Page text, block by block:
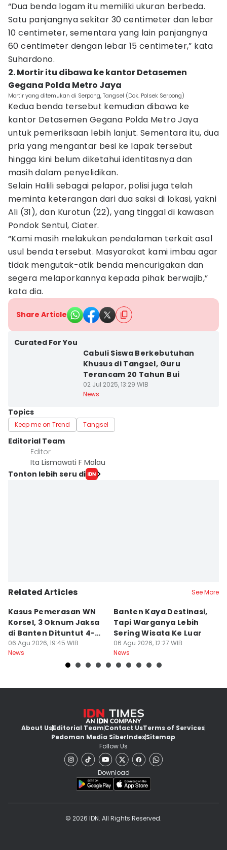
“Dua benda logam itu memiliki ukuran berbeda.
Satu panjangnya sekitar 30 centimeter dan lebar
10 centimeter, sementara yang lain panjangnya
60 centimeter dengan lebar 15 centimeter,” kata
Suhardono.
2. Mortir itu dibawa ke kantor Detasemen
Gegana Polda Metro Jaya
Mortir yang ditemukan di Serpong, Tangsel (Dok. Polsek Serpong)
Kedua benda tersebut kemudian dibawa ke
kantor Detasemen Gegana Polda Metro Jaya
untuk pemeriksaan lebih lanjut. Sementara itu, dua
pria yang mengantar besi ke lapak tersebut
hingga kini belum diketahui identitasnya dan
masih dalam penyelidikan.
Selain Halili sebagai pelapor, polisi juga telah
meminta keterangan dari dua saksi di lokasi, yakni
Ali (31), dan Kurotun (22), yang tinggal di kawasan
Pondok Sentul, Ciater.
“Kami masih melakukan pendalaman terkait asal
usul benda tersebut. Masyarakat kami imbau agar
tidak mengutak-atik benda mencurigakan dan
segera melaporkannya kepada pihak berwajib,”
kata dia.
Share Article
Curated For You
Cabuli Siswa Berkebutuhan
Khusus di Tangsel, Guru
Terancam 20 Tahun Bui
02 Jul 2025, 13:29 WIB
News
Topics
Keep me on Trend Tangsel
Editorial Team
Editor
Ita Lismawati F Malau
Tonton lebih seru di
Related Articles See More
Kasus Pemerasan WN
Korsel, 3 Oknum Jaksa
di Banten Dituntut 4-5
Tahun
06 Agu 2026, 19:45 WIB
News
Banten Kaya Destinasi,
Tapi Warganya Lebih
Sering Wisata Ke Luar
06 Agu 2026, 12:27 WIB
News
About UsEditorial TeamContact UsTerms of Services
Pedoman Media SiberIndexSitemap
Follow Us
Download
© 2026 IDN. All Rights Reserved.